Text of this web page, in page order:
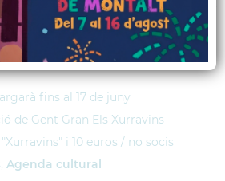
Gran Els Xurravins
s/n
fins al 17 de juny
de Gent Gran Els Xurravins
i 10 euros / no socis
Agenda cultural